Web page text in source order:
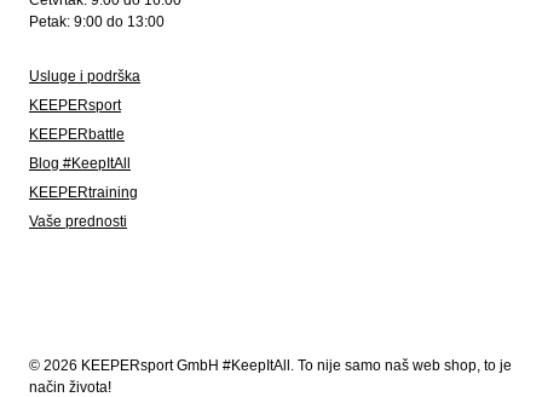
Petak: 9:00 do 13:00
Usluge i podrška
KEEPERsport
KEEPERbattle
Blog #KeepItAll
KEEPERtraining
Vaše prednosti
© 2026 KEEPERsport GmbH #KeepItAll. To nije samo naš web shop, to je
način života!